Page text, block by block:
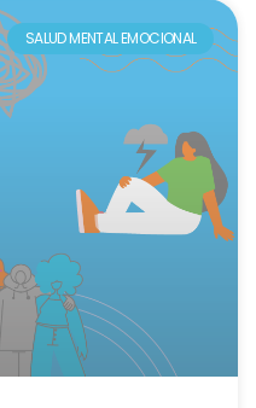
SALUD MENTAL EMOCIONAL